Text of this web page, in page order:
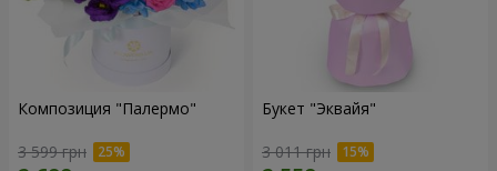
Композиция "Палермо"
3 599 грн
Букет "Эквайя"
3 011 грн